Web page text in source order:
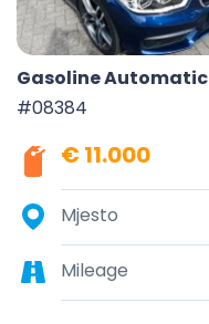
Gasoline Automatic
#08384
€ 11.000
Mjesto
Mileage